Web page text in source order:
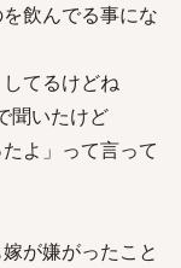
飲んでる事にな
てるけどね
聞いたけど
よ」って言って
が嫌がったこと